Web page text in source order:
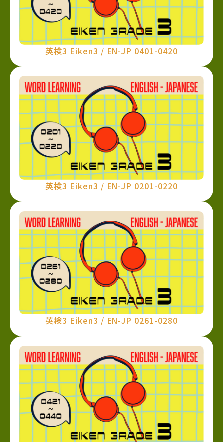
英検3 Eiken3 / EN-JP 0401-0420
英検3 Eiken3 / EN-JP 0201-0220
英検3 Eiken3 / EN-JP 0261-0280